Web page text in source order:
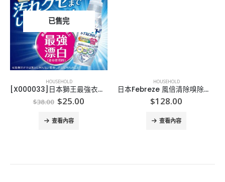
已售完
HOUSEHOLD
[X000033]日本獅王最強衣類用漂白剤 本体 510ml
$38.00 Original
price
was:
$38.00.
$25.00
查看內容
HOUSEHOLD
日本Febreze 風倍清除嗅除菌噴霧
$128.00
查看內容